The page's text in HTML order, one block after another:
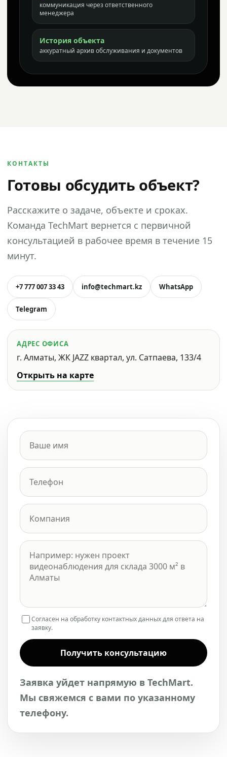
коммуникация через ответственного
менеджера
История объекта
аккуратный архив обслуживания и документов
КОНТАКТЫ
Готовы обсудить объект?
Расскажите о задаче, объекте и сроках.
Команда TechMart вернется с первичной
консультацией в рабочее время в течение 15
минут.
+7 777 007 33 43 info@techmart.kz WhatsApp
Telegram
АДРЕС ОФИСА
г. Алматы, ЖК JAZZ квартал, ул. Сатпаева, 133/4
Открыть на карте
Согласен на обработку контактных данных для ответа на
заявку.
Получить консультацию
Заявка уйдет напрямую в TechMart.
Мы свяжемся с вами по указанному
телефону.